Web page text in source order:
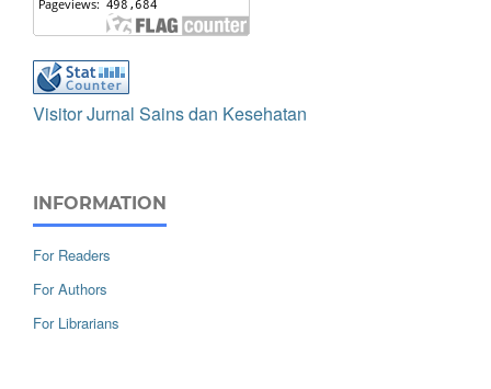
Visitor Jurnal Sains dan Kesehatan
INFORMATION
For Readers
For Authors
For Librarians